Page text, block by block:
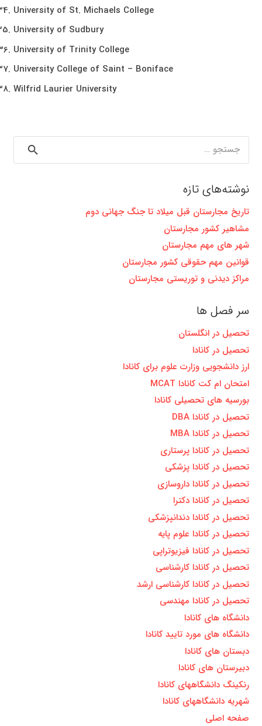
University of St. Michaels College
University of Sudbury
University of Trinity College
University College of Saint – Boniface
Wilfrid Laurier University
جستجو
برای:
نوشته‌های تازه
تاریخ مجارستان قبل میلاد تا جنگ جهانی دوم
مشاهیر کشور مجارستان
شهر های مهم مجارستان
قوانین مهم حقوقی کشور مجارستان
مراکز دیدنی و توریستی مجارستان
سر فصل ها
تحصیل در انگلستان
تحصیل در کانادا
ارز دانشجویی وزارت علوم برای کانادا
امتحان ام کت کانادا MCAT
بورسیه های تحصیلی کانادا
تحصیل در کانادا DBA
تحصیل در کانادا MBA
تحصیل در کانادا پرستاری
تحصیل در کانادا پزشکی
تحصیل در کانادا داروسازی
تحصیل در کانادا دکترا
تحصیل در کانادا دندانپزشکی
تحصیل در کانادا علوم پایه
تحصیل در کانادا فیزیوتراپی
تحصیل در کانادا کارشناسی
تحصیل در کانادا کارشناسی ارشد
تحصیل در کانادا مهندسی
دانشگاه های کانادا
دانشگاه های مورد تایید کانادا
دبستان های کانادا
دبیرستان های کانادا
رنکینگ دانشگاههای کانادا
شهریه دانشگاههای کانادا
صفحه اصلی